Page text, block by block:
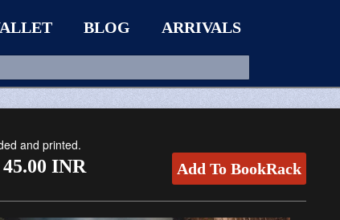
BLOG ARRIVALS
and printed.
45.00 INR Add To BookRack